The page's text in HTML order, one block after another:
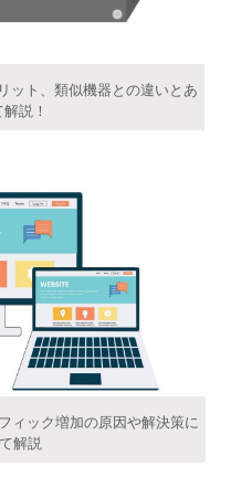
ット、類似機器との違いとあ
説！
ィック増加の原因や解決策に
解説